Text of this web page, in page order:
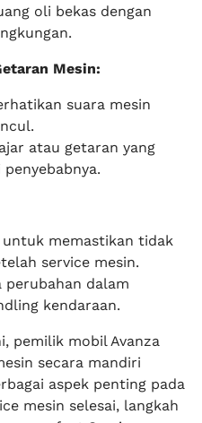
oli bekas dengan
Mesin:
suara mesin
atau getaran yang
memastikan tidak
service mesin.
perubahan dalam
kendaraan.
pemilik mobil Avanza
secara mandiri
aspek penting pada
mesin selesai, langkah